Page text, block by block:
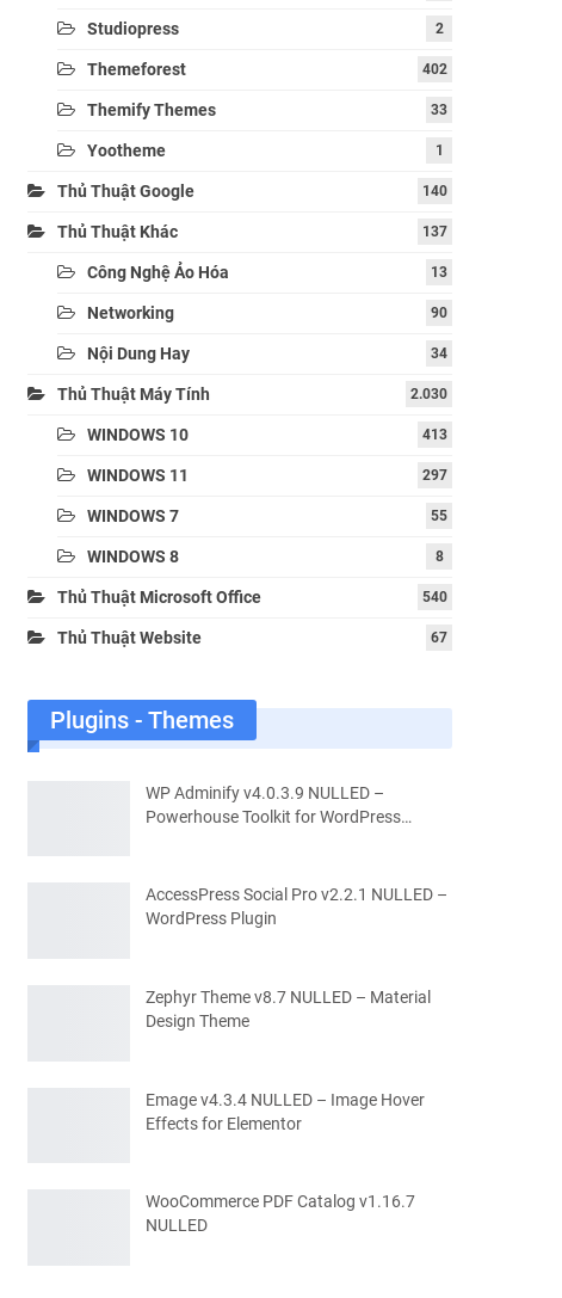
Studiopress 2
Themeforest 402
Themify Themes 33
Yootheme 1
Thủ Thuật Google 140
Thủ Thuật Khác 137
Công Nghệ Ảo Hóa 13
Networking 90
Nội Dung Hay 34
Thủ Thuật Máy Tính 2.030
WINDOWS 10 413
WINDOWS 11 297
WINDOWS 7 55
WINDOWS 8 8
Thủ Thuật Microsoft Office 540
Thủ Thuật Website 67
Plugins - Themes
WP Adminify v4.0.3.9 NULLED –
Powerhouse Toolkit for WordPress…
AccessPress Social Pro v2.2.1 NULLED –
WordPress Plugin
Zephyr Theme v8.7 NULLED – Material
Design Theme
Emage v4.3.4 NULLED – Image Hover
Effects for Elementor
WooCommerce PDF Catalog v1.16.7
NULLED